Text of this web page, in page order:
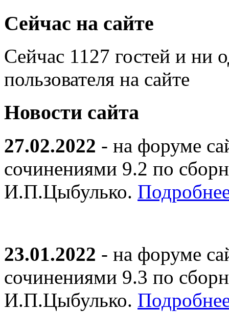
Сейчас на сайте
Сейчас 1127 гостей и ни
пользователя на сайте
Новости сайта
27.02.2022 - на форуме
сочинениями 9.2 по
И.П.Цыбулько.
23.01.2022 - на форуме
сочинениями 9.3 по
И.П.Цыбулько.